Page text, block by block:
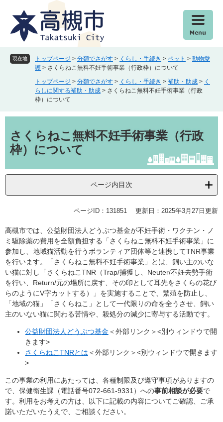
現在地 トップページ > 分類でさがす > くらし・手続き > ペット > 動物愛
護 > さくらねこ無料不妊手術事業（行政枠）について
トップページ > 分類でさがす > くらし・手続き > 補助・助成 > く
らしに関する補助・助成 > さくらねこ無料不妊手術事業（行政
枠）について
さくらねこ無料不妊手術事業（行政
枠）について
ページ内目次
ページID：131851 更新日：2025年3月27日更新
高槻市では、公益財団法人どうぶつ基金が不妊手術・ワクチン・ノ
ミ駆除薬の費用を全額負担する「さくらねこ無料不妊手術事業」に
参加し、地域猫活動を行うボランティア団体等と連携してTNR事業
を行います。「さくらねこ無料不妊手術事業」とは、飼い主のいな
い猫に対し「さくらねこTNR（Trap/捕獲し、Neuter/不妊去勢手術
を行い、Return/元の場所に戻す、その印として耳先をさくらの花び
らのようにV字カットする）」を実施することで、繁殖を防止し、
「地域の猫」「さくらねこ」として一代限りの命を全うさせ、飼い
主のいない猫に関わる苦情や、殺処分の減少に寄与する活動です。
公益財団法人どうぶつ基金 ＜外部リンク＞<別ウィンドウで開
きます>
さくらねこTNRとは ＜外部リンク＞<別ウィンドウで開きます
>
この事業の利用にあたっては、各種制限及び遵守事項がありますの
で、保健衛生課（電話番号072-661-9331）への​事前相談が必要で
す。利用をお考えの方は、以下に記載の内容についてご確認、ご承
諾いただいたうえで、ご相談ください。